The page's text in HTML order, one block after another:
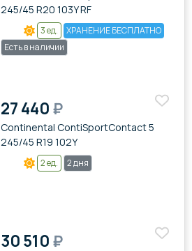
245/45 R20 103Y RF
3 ед.
ХРАНЕНИЕ БЕСПЛАТНО
Есть в наличии
27 440₽
Continental ContiSportContact 5
245/45 R19 102Y
2 ед. 2 дня
30 510₽